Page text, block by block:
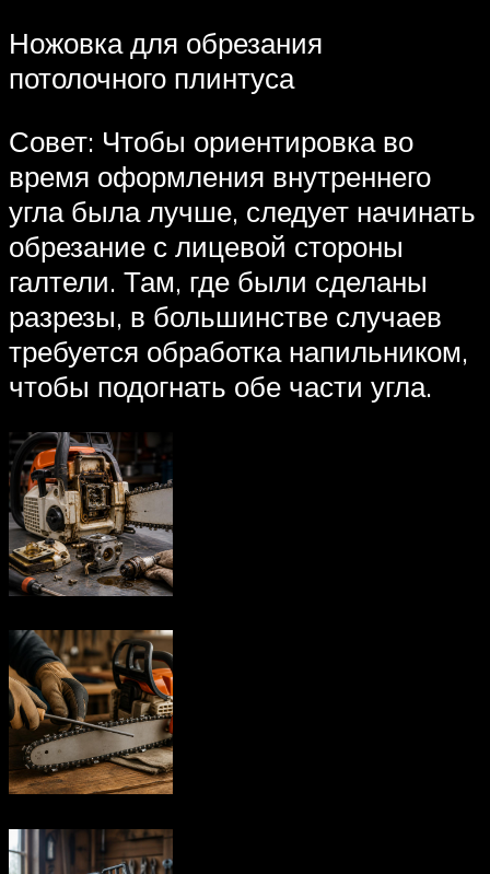
Ножовка для обрезания
потолочного плинтуса
Совет: Чтобы ориентировка во
время оформления внутреннего
угла была лучше, следует начинать
обрезание с лицевой стороны
галтели. Там, где были сделаны
разрезы, в большинстве случаев
требуется обработка напильником,
чтобы подогнать обе части угла.